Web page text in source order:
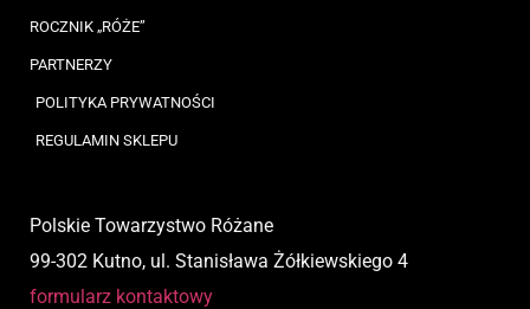
ROCZNIK „RÓŻE”
PARTNERZY
POLITYKA PRYWATNOŚCI
REGULAMIN SKLEPU
Polskie Towarzystwo Różane
99-302 Kutno, ul. Stanisława Żółkiewskiego 4
formularz kontaktowy